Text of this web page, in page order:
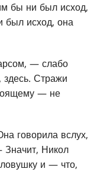
бы ни был исход,
был исход, она
— слабо
Стражи
— не
говорила вслух,
Значит, Никол
и — что,